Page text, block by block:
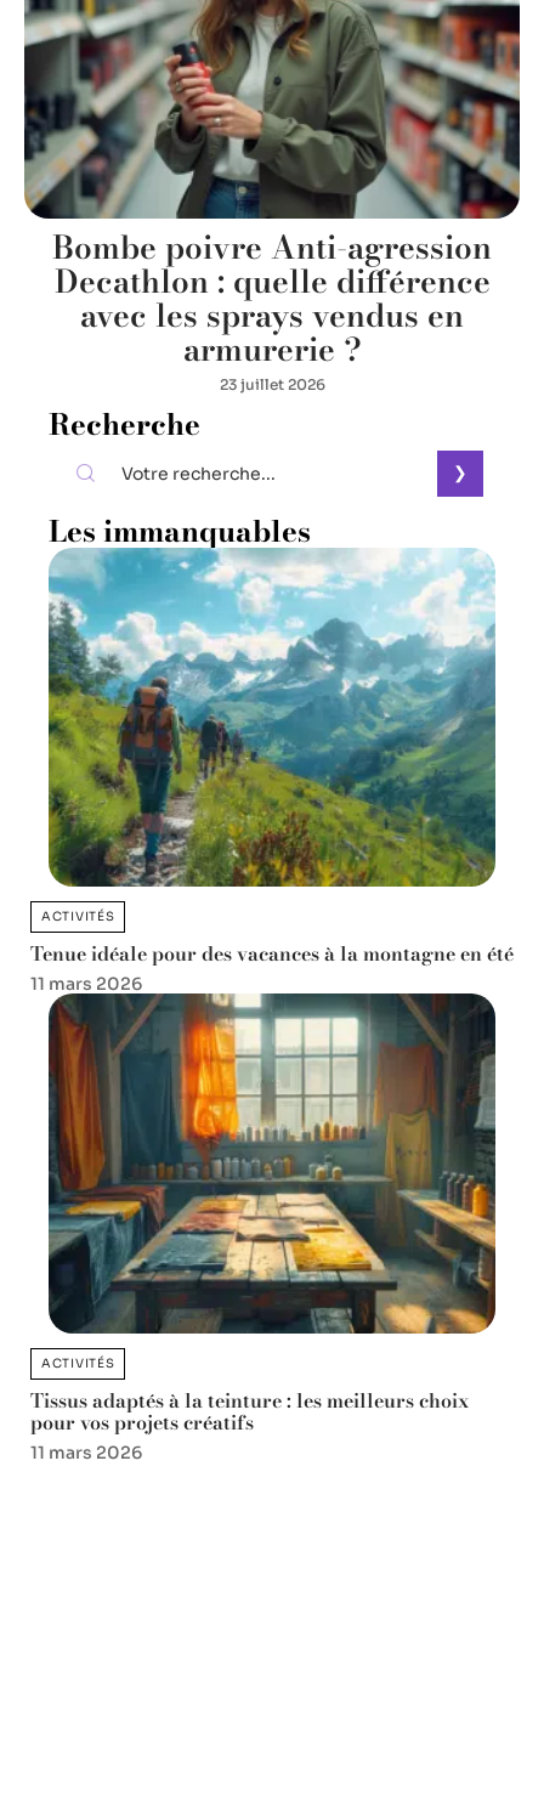
Bombe poivre Anti-agression
Decathlon : quelle différence
avec les sprays vendus en
armurerie ?
23 juillet 2026
Recherche
Les immanquables
ACTIVITÉS
Tenue idéale pour des vacances à la montagne en été
11 mars 2026
ACTIVITÉS
Tissus adaptés à la teinture : les meilleurs choix
pour vos projets créatifs
11 mars 2026